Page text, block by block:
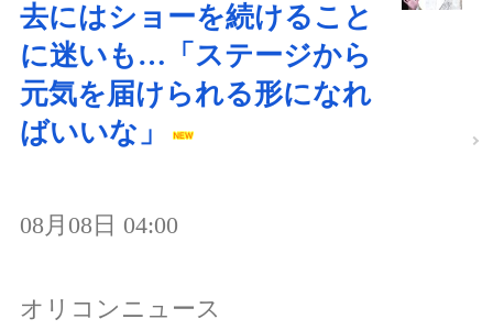
去にはショーを続けること
に迷いも…「ステージから
元気を届けられる形になれ
ばいいな」
08月08日 04:00
オリコンニュース